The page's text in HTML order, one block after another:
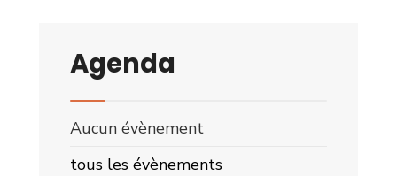
Agenda
Aucun évènement
tous les évènements